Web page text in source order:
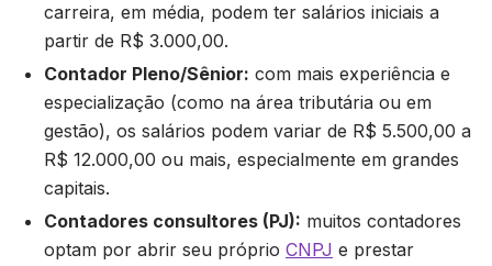
carreira, em média, podem ter salários iniciais a
partir de R$ 3.000,00.
Contador Pleno/Sênior: com mais experiência e
especialização (como na área tributária ou em
gestão), os salários podem variar de R$ 5.500,00 a
R$ 12.000,00 ou mais, especialmente em grandes
capitais.
Contadores consultores (PJ): muitos contadores
optam por abrir seu próprio CNPJ e prestar